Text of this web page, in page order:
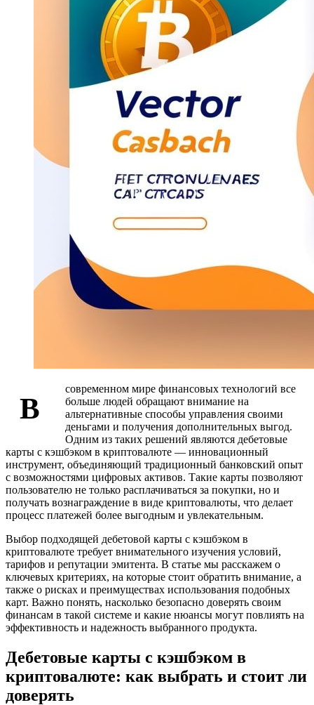
В
современном мире финансовых технологий все
больше людей обращают внимание на
альтернативные способы управления своими
деньгами и получения дополнительных выгод.
Одним из таких решений являются дебетовые
карты с кэшбэком в криптовалюте — инновационный
инструмент, объединяющий традиционный банковский опыт
с возможностями цифровых активов. Такие карты позволяют
пользователю не только расплачиваться за покупки, но и
получать вознаграждение в виде криптовалюты, что делает
процесс платежей более выгодным и увлекательным.
Выбор подходящей дебетовой карты с кэшбэком в
криптовалюте требует внимательного изучения условий,
тарифов и репутации эмитента. В статье мы расскажем о
ключевых критериях, на которые стоит обратить внимание, а
также о рисках и преимуществах использования подобных
карт. Важно понять, насколько безопасно доверять своим
финансам в такой системе и какие нюансы могут повлиять на
эффективность и надежность выбранного продукта.
Дебетовые карты с кэшбэком в
криптовалюте: как выбрать и стоит ли
доверять